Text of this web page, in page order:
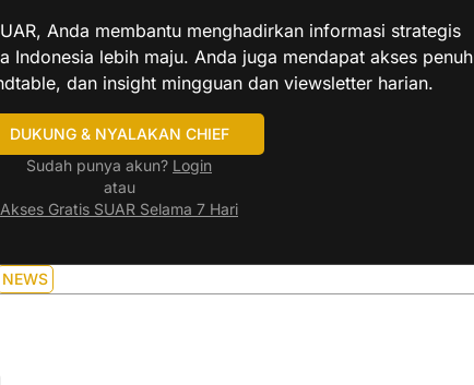
Anda membantu menghadirkan informasi strategis
Indonesia lebih maju. Anda juga mendapat akses penuh
dan insight mingguan dan viewsletter harian.
DUKUNG & NYALAKAN CHIEF
Sudah punya akun? Login
atau
Akses Gratis SUAR Selama 7 Hari
NEWS